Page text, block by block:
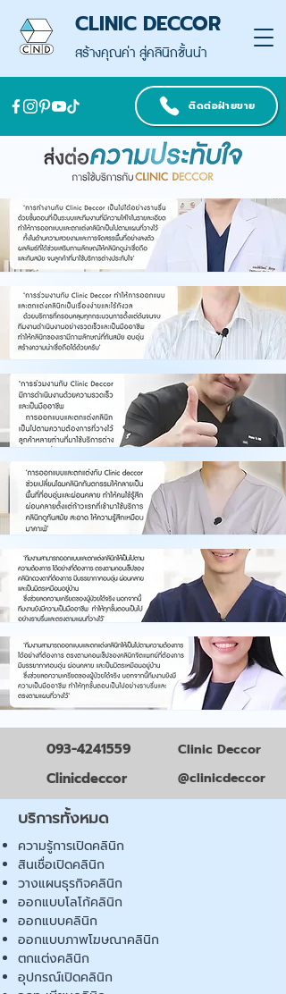
สร้างคุณค่า สู่คลินิกชั้นนำ
CLINIC DECCOR
ติดต่อฝ่ายขาย
093-4241559
Clinicdeccor
Clinic Deccor
@clinicdeccor
บริการทั้งหมด
ความรู้การเปิดคลินิก
สินเชื่อเปิดคลินิก
วางแผนธุรกิจคลินิก
ออกแบบโลโก้คลินิก
ออกแบบคลินิก
ออกแบบภาพโฆษณาคลินิก
ตกแต่งคลินิก
อุปกรณ์เปิดคลินิก